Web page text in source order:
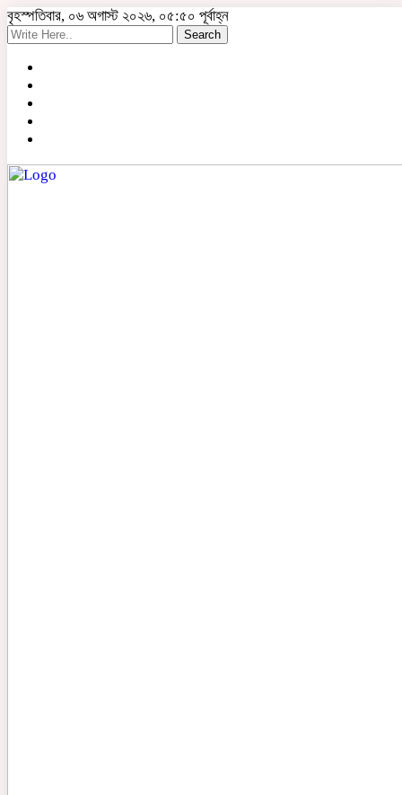
বৃহস্পতিবার, ০৬ অগাস্ট ২০২৬, ০৫:৫০ পূর্বাহ্ন
Search